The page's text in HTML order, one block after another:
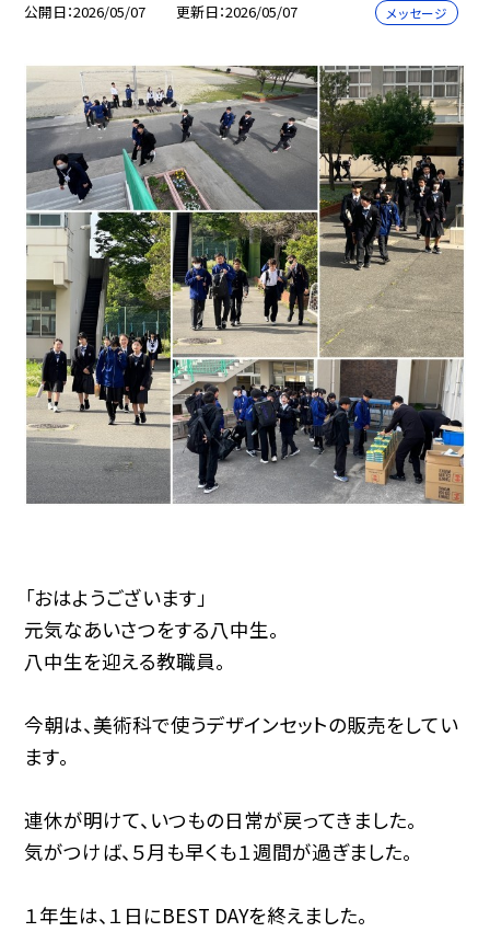
公開日 2026/05/07 更新日 2026/05/07 メッセージ
「おはようございます」
元気なあいさつをする八中生。
八中生を迎える教職員。
今朝は、美術科で使うデザインセットの販売をしてい
ます。
連休が明けて、いつもの日常が戻ってきました。
気がつけば、５月も早くも１週間が過ぎました。
１年生は、１日にBEST DAYを終えました。